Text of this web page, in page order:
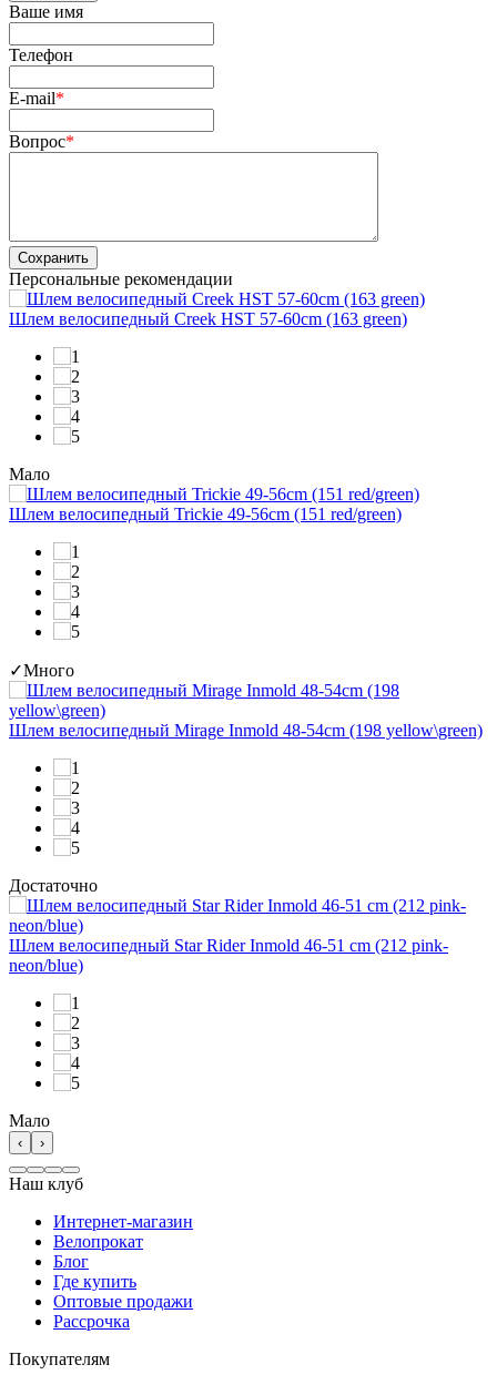
Ваше имя
Телефон
E-mail*
Вопрос*
Сохранить
Персональные рекомендации
Шлем велосипедный Creek HST 57-60cm (163 green)
Мало
Шлем велосипедный Trickie 49-56cm (151 red/green)
✓Много
Шлем велосипедный Mirage Inmold 48-54cm (198 yellow\green)
Достаточно
Шлем велосипедный Star Rider Inmold 46-51 cm (212 pink-
neon/blue)
Мало
‹ ›
Наш клуб
Интернет-магазин
Велопрокат
Блог
Где купить
Оптовые продажи
Рассрочка
Покупателям